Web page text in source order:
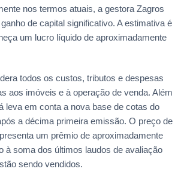
nos termos atuais, a gestora Zagros
de capital significativo. A estimativa é
um lucro líquido de aproximadamente
todos os custos, tributos e despesas
aos imóveis e à operação de venda. Além
leva em conta a nova base de cotas do
a décima primeira emissão. O preço de
um prêmio de aproximadamente
à soma dos últimos laudos de avaliação
sendo vendidos.